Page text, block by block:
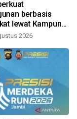
berbasis
lewat Kampung
2026